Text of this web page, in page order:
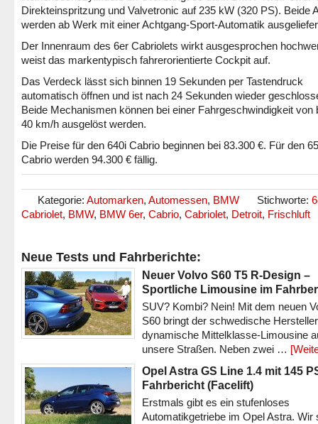
Direkteinspritzung und Valvetronic auf 235 kW (320 PS). Beide
werden ab Werk mit einer Achtgang-Sport-Automatik
Der Innenraum des 6er Cabriolets wirkt ausgesprochen
weist das markentypisch fahrerorientierte Cockpit auf.
Das Verdeck lässt sich binnen 19 Sekunden per Tastendruck
automatisch öffnen und ist nach 24 Sekunden wieder
Beide Mechanismen können bei einer Fahrgeschwindigkeit von
40 km/h ausgelöst werden.
Die Preise für den 640i Cabrio beginnen bei 83.300 €. Für den
Cabrio werden 94.300 € fällig.
Kategorie: Automarken, Automessen, BMW Stichworte:
Cabriolet, BMW, BMW 6er, Cabrio, Cabriolet, Detroit, Frischluft
Neue Tests und Fahrberichte:
Neuer Volvo S60 T5 R-Design –
Sportliche Limousine im
SUV? Kombi? Nein! Mit dem neuen
S60 bringt der schwedische
dynamische Mittelklasse-Limousine
unsere Straßen. Neben zwei …
Opel Astra GS Line 1.4 mit 145
Fahrbericht (Facelift)
Erstmals gibt es ein stufenloses
Automatikgetriebe im Opel Astra. Wir